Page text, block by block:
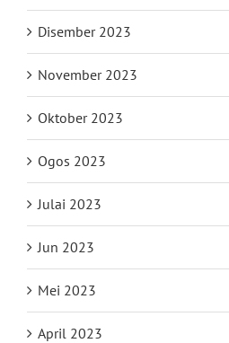
Disember 2023
November 2023
Oktober 2023
Ogos 2023
Julai 2023
Jun 2023
Mei 2023
April 2023